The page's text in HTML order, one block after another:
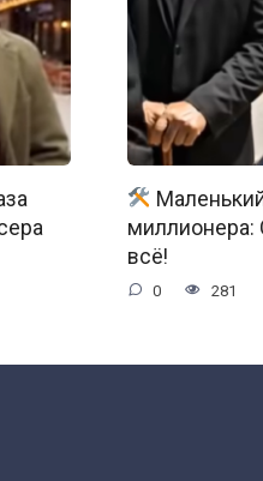
миллионера:
всё!
0 281